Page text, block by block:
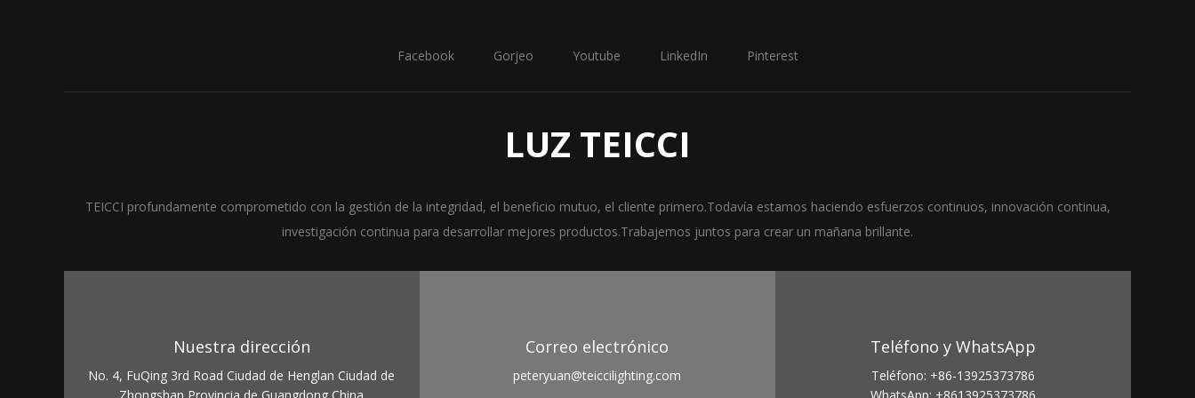
Facebook Gorjeo Youtube LinkedIn Pinterest
LUZ TEICCI
TEICCI profundamente comprometido con la gestión de la integridad, el beneficio mutuo, el cliente primero.Todavía estamos haciendo esfuerzos continuos, innovación continua,
investigación continua para desarrollar mejores productos.Trabajemos juntos para crear un mañana brillante.
Nuestra dirección
No. 4, FuQing 3rd Road Ciudad de Henglan Ciudad de
Correo electrónico
peteryuan@teiccilighting.com
Teléfono y WhatsApp
Teléfono: +86-13925373786